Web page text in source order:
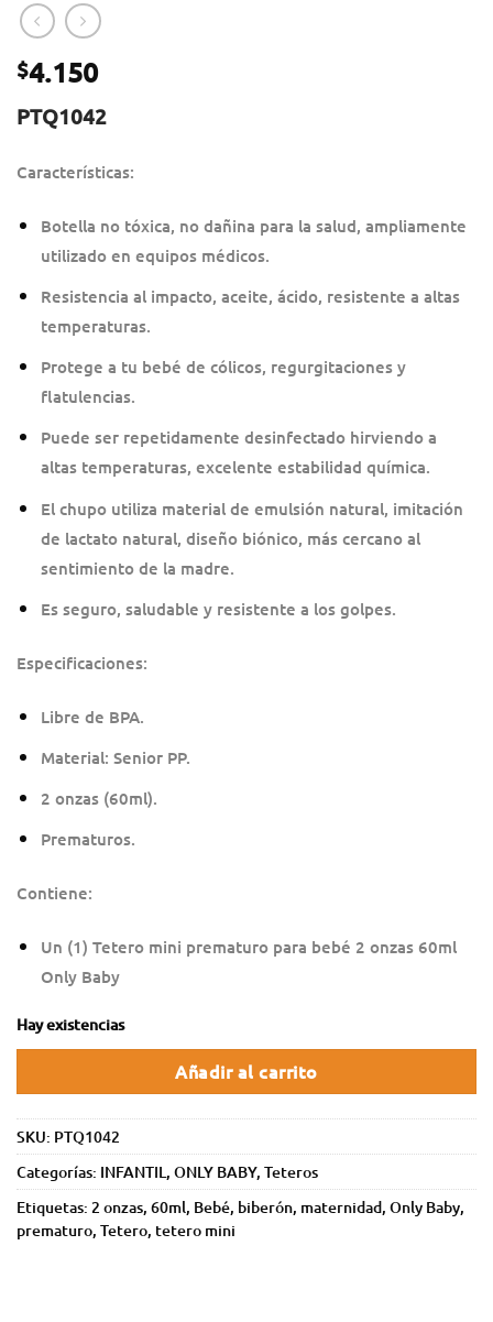
$4.150
PTQ1042
Características:
Botella no tóxica, no dañina para la salud, ampliamente
utilizado en equipos médicos.
Resistencia al impacto, aceite, ácido, resistente a altas
temperaturas.
Protege a tu bebé de cólicos, regurgitaciones y
flatulencias.
Puede ser repetidamente desinfectado hirviendo a
altas temperaturas, excelente estabilidad química.
El chupo utiliza material de emulsión natural, imitación
de lactato natural, diseño biónico, más cercano al
sentimiento de la madre.
Es seguro, saludable y resistente a los golpes.
Especificaciones:
Libre de BPA.
Material: Senior PP.
2 onzas (60ml).
Prematuros.
Contiene:
Un (1) Tetero mini prematuro para bebé 2 onzas 60ml
Only Baby
Hay existencias
Añadir al carrito
SKU: PTQ1042
Categorías: INFANTIL, ONLY BABY, Teteros
Etiquetas: 2 onzas, 60ml, Bebé, biberón, maternidad, Only Baby,
prematuro, Tetero, tetero mini